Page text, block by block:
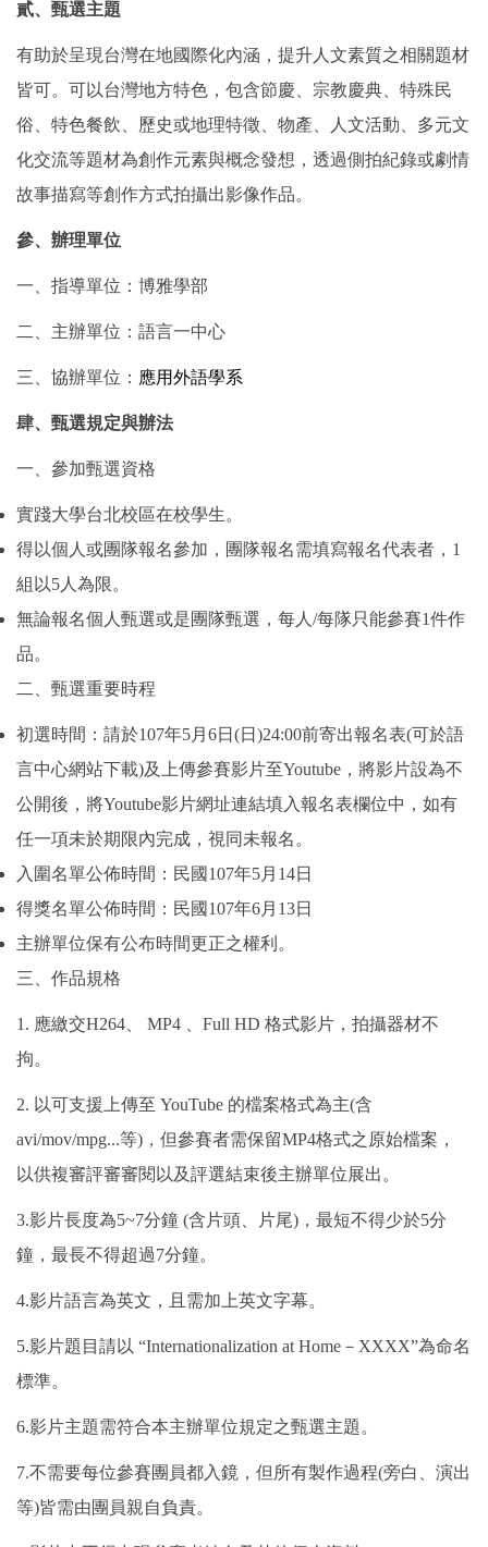
貳、甄選主題
有助於呈現台灣在地國際化內涵，提升人文素質之相關題材
皆可。可以台灣地方特色，包含節慶、宗教慶典、特殊民
俗、特色餐飲、歷史或地理特徵、物產、人文活動、多元文
化交流等題材為創作元素與概念發想，透過側拍紀錄或劇情
故事描寫等創作方式拍攝出影像作品。
參、辦理單位
一、指導單位：博雅學部
二、主辦單位：語言一中心
三、協辦單位： 應用外語學系
肆、甄選規定與辦法
一、參加甄選資格
實踐大學台北校區在校學生。
得以個人或團隊報名參加，團隊報名需填寫報名代表者，1
組以5人為限。
無論報名個人甄選或是團隊甄選，每人/每隊只能參賽1件作
品。
二、甄選重要時程
初選時間：請於107年5月6日(日)24:00前寄出報名表(可於語
言中心網站下載)及上傳參賽影片至Youtube，將影片設為不
公開後，將Youtube影片網址連結填入報名表欄位中，如有
任一項未於期限內完成，視同未報名。
入圍名單公佈時間：民國107年5月14日
得獎名單公佈時間：民國107年6月13日
主辦單位保有公布時間更正之權利。
三、作品規格
1. 應繳交H264、 MP4 、Full HD 格式影片，拍攝器材不
拘。
2. 以可支援上傳至 YouTube 的檔案格式為主(含
avi/mov/mpg...等)，但參賽者需保留MP4格式之原始檔案，
以供複審評審審閱以及評選結束後主辦單位展出。
3.影片長度為5~7分鐘 (含片頭、片尾)，最短不得少於5分
鐘，最長不得超過7分鐘。
4.影片語言為英文，且需加上英文字幕。
5.影片題目請以 “Internationalization at Home－XXXX”為命名
標準。
6.影片主題需符合本主辦單位規定之甄選主題。
7.不需要每位參賽團員都入鏡，但所有製作過程(旁白、演出
等)皆需由團員親自負責。